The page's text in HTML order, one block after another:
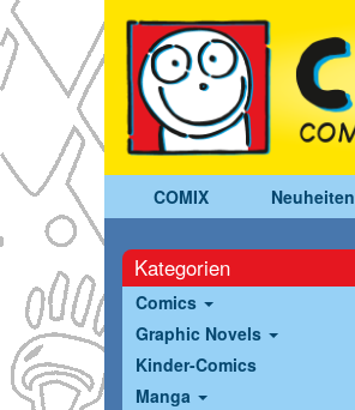
COMIX Neuheiten
Kategorien
Comics
Graphic Novels
Kinder-Comics
Manga